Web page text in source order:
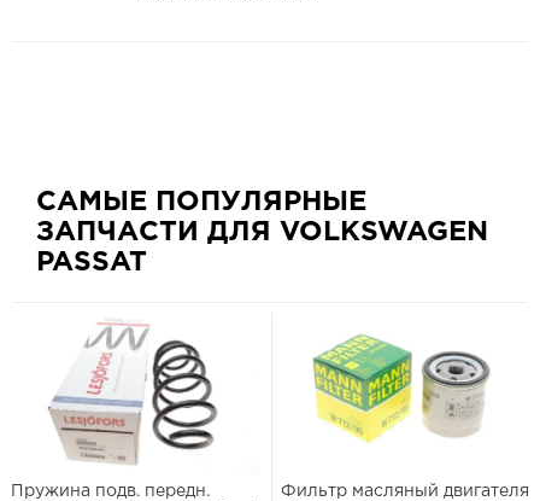
САМЫЕ ПОПУЛЯРНЫЕ
ЗАПЧАСТИ ДЛЯ VOLKSWAGEN
PASSAT
Пружина подв. передн.
Фильтр масляный двигателя